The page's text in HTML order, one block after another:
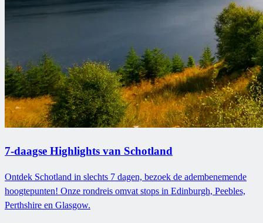
7-daagse Highlights van Schotland
Ontdek Schotland in slechts 7 dagen, bezoek de adembenemende
hoogtepunten! Onze rondreis omvat stops in Edinburgh, Peebles,
Perthshire en Glasgow.